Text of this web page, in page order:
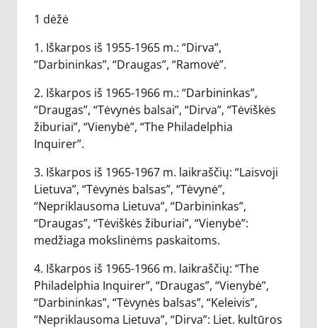
Contact Us
1 dėžė
1. Iškarpos iš 1955-1965 m.: “Dirva”,
“Darbininkas”, “Draugas”, “Ramovė”.
2. Iškarpos iš 1965-1966 m.: “Darbininkas”,
“Draugas”, “Tėvynės balsai”, “Dirva”, “Tėviškės
žiburiai”, “Vienybė”, “The Philadelphia
Inquirer”.
3. Iškarpos iš 1965-1967 m. laikraščių: “Laisvoji
Lietuva”, “Tėvynės balsas”, “Tėvynė”,
“Nepriklausoma Lietuva”, “Darbininkas”,
“Draugas”, “Tėviškės žiburiai”, “Vienybė”:
medžiaga mokslinėms paskaitoms.
4. Iškarpos iš 1965-1966 m. laikraščių: “The
Philadelphia Inquirer”, “Draugas”, “Vienybė”,
“Darbininkas”, “Tėvynės balsas”, “Keleivis”,
“Nepriklausoma Lietuva”, “Dirva”: Liet. kultūros